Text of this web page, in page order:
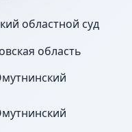
областной суд
область